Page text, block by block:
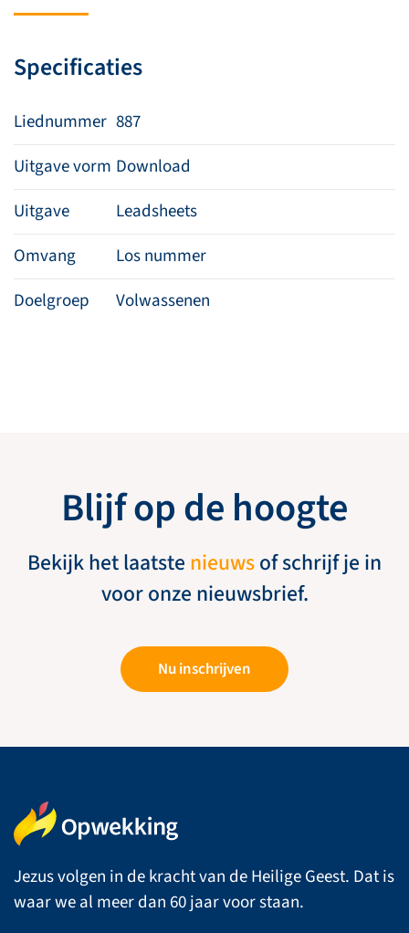
Specificaties
Liednummer 887
Uitgave vorm Download
Uitgave
Leadsheets
Omvang
Los nummer
Doelgroep
Volwassenen
Blijf op de hoogte
Bekijk het laatste nieuwsof schrijf je in
voor onze nieuwsbrief.
Nu inschrijven
Jezus volgen in de kracht van de Heilige Geest. Dat is
waar we al meer dan 60 jaar voor staan.